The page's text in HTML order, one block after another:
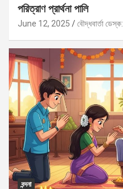
পরিত্রাণ প্রার্থনা পালি
June 12, 2025 বৌদ্ধবার্তা ডেস্ক:
বন্দনা